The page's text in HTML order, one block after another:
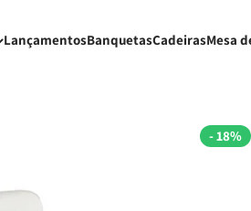
LançamentosBanquetasCadeirasMesa
- 18%